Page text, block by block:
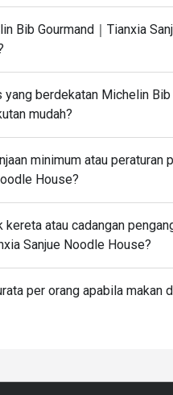
Bib Gourmand｜Tianxia
berdekatan Michelin
mudah?
minimum atau peraturan
House?
atau cadangan
Sanjue Noodle House?
per orang apabila makan